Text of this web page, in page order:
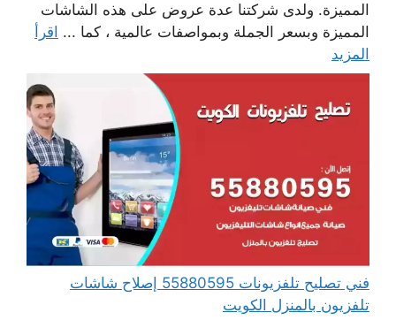
المميزة. ولدى شركتنا عدة عروض على هذه الشاشات
المميزة وبسعر الجملة وبمواصفات عالمية ، كما ... اقرأ
المزيد
فني تصليح تلفزيونات 55880595 إصلاح شاشات
تلفزيون بالمنزل الكويت